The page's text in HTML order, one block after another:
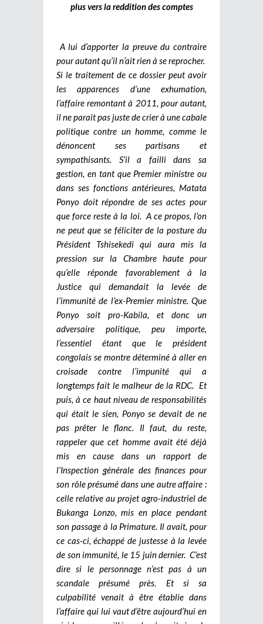
plus vers la reddition des comptes
A lui d’apporter la preuve du contraire
pour autant qu’il n’ait rien à se reprocher.
Si le traitement de ce dossier peut avoir
les apparences d’une exhumation,
l’affaire remontant à 2011, pour autant,
il ne parait pas juste de crier à une cabale
politique contre un homme, comme le
dénoncent ses partisans et
sympathisants. S’il a failli dans sa
gestion, en tant que Premier ministre ou
dans ses fonctions antérieures, Matata
Ponyo doit répondre de ses actes pour
que force reste à la loi. A ce propos, l’on
ne peut que se féliciter de la posture du
Président Tshisekedi qui aura mis la
pression sur la Chambre haute pour
qu’elle réponde favorablement à la
Justice qui demandait la levée de
l’immunité de l’ex-Premier ministre. Que
Ponyo soit pro-Kabila, et donc un
adversaire politique, peu importe,
l’essentiel étant que le président
congolais se montre déterminé à aller en
croisade contre l’impunité qui a
longtemps fait le malheur de la RDC. Et
puis, à ce haut niveau de responsabilités
qui était le sien, Ponyo se devait de ne
pas prêter le flanc. Il faut, du reste,
rappeler que cet homme avait été déjà
mis en cause dans un rapport de
l’Inspection générale des finances pour
son rôle présumé dans une autre affaire :
celle relative au projet agro-industriel de
Bukanga Lonzo, mis en place pendant
son passage à la Primature. Il avait, pour
ce cas-ci, échappé de justesse à la levée
de son immunité, le 15 juin dernier. C’est
dire si le personnage n’est pas à un
scandale présumé près. Et si sa
culpabilité venait à être établie dans
l’affaire qui lui vaut d’être aujourd’hui en